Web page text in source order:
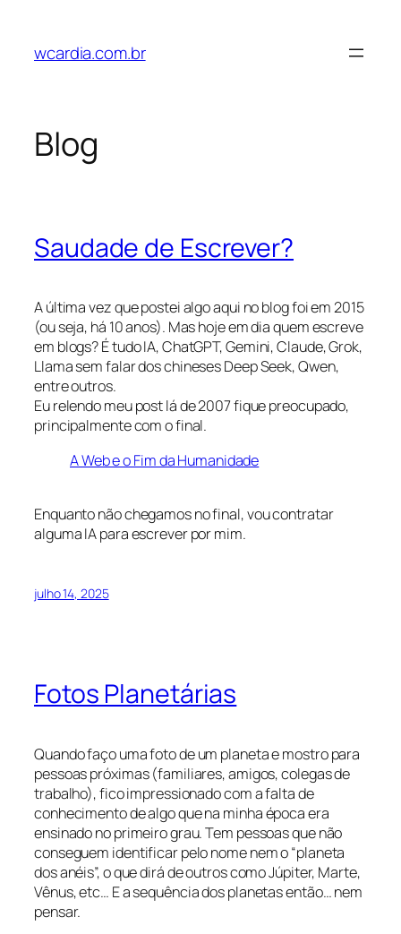
wcardia.com.br
Blog
Saudade de Escrever?
A última vez que postei algo aqui no blog foi em 2015
(ou seja, há 10 anos). Mas hoje em dia quem escreve
em blogs? É tudo IA, ChatGPT, Gemini, Claude, Grok,
Llama sem falar dos chineses Deep Seek, Qwen,
entre outros.
Eu relendo meu post lá de 2007 fique preocupado,
principalmente com o final.
A Web e o Fim da Humanidade
Enquanto não chegamos no final, vou contratar
alguma IA para escrever por mim.
julho 14, 2025
Fotos Planetárias
Quando faço uma foto de um planeta e mostro para
pessoas próximas (familiares, amigos, colegas de
trabalho), fico impressionado com a falta de
conhecimento de algo que na minha época era
ensinado no primeiro grau. Tem pessoas que não
conseguem identificar pelo nome nem o “planeta
dos anéis”, o que dirá de outros como Júpiter, Marte,
Vênus, etc… E a sequência dos planetas então… nem
pensar.